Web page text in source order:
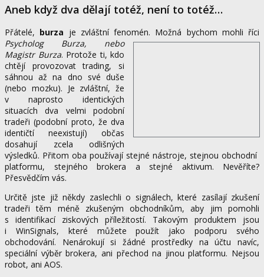
Aneb když dva dělají totéž, není to totéž…
Přátelé, burza je zvláštní fenomén. Možná bychom mohli říci
Psycholog Burza, nebo
Magistr Burza. Protože ti, kdo
chtějí provozovat trading, si
sáhnou až na dno své duše
(nebo mozku). Je zvláštní, že
v naprosto identických
situacích dva velmi podobní
tradeři (podobní proto, že dva
identičtí neexistují) občas
dosahují zcela odlišných
výsledků. Přitom oba používají stejné nástroje, stejnou obchodní
platformu, stejného brokera a stejné aktivum. Nevěříte?
Přesvědčím vás.
Určitě jste již někdy zaslechli o signálech, které zasílají zkušení
tradeři těm méně zkušeným obchodníkům, aby jim pomohli
s identifikací ziskových příležitostí. Takovým produktem jsou
i WinSignals, které můžete použít jako podporu svého
obchodování. Nenárokují si žádné prostředky na účtu navíc,
speciální výběr brokera, ani přechod na jinou platformu. Nejsou
robot, ani AOS.